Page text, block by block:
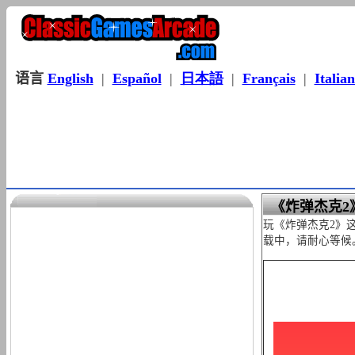
语言 English| Español| 日本語| Français|
《炸弹杰克2
玩《炸弹杰克2》
载中，请耐心等候